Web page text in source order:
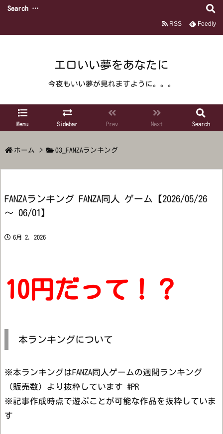
エロいい夢をあなたに
今夜もいい夢が見れますように。。。
Menu Sidebar Prev Next Search
RSS Feedly
ホーム > 03_FANZAランキング
FANZAランキング FANZA同人 ゲーム【2026/05/26
～ 06/01】
6月 2, 2026
10円だって！？
本ランキングについて
※本ランキングはFANZA同人ゲームの週間ランキング
（販売数）より抜粋しています #PR
※記事作成時点で遊ぶことが可能な作品を抜粋していま
す